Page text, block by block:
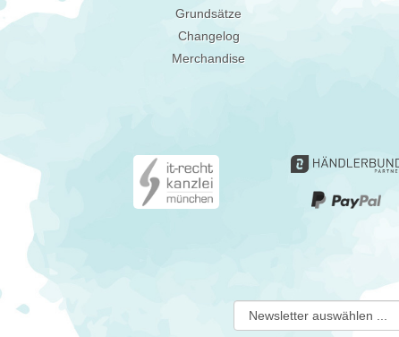
Grundsätze
Changelog
Merchandise